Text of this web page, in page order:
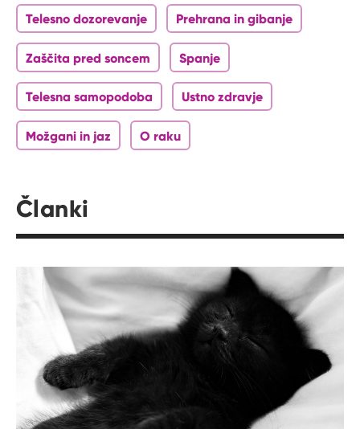
Telesno dozorevanje Prehrana in gibanje
Zaščita pred soncem Spanje
Telesna samopodoba Ustno zdravje
Možgani in jaz O raku
Članki